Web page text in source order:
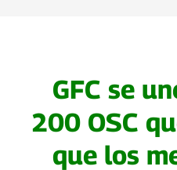
GFC se
200 OSC
que los